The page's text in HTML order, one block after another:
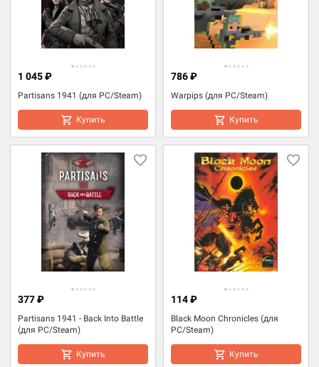
Partisans 1941 (для PC/Steam)
1 045 ₽
Купить
Warpips (для PC/Steam)
786 ₽
Купить
Partisans 1941 - Back Into Battle
(для PC/Steam)
377 ₽
Купить
Black Moon Chronicles (для
PC/Steam)
114 ₽
Купить